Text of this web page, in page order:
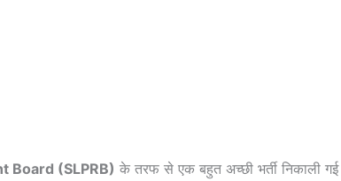
Board (SLPRB) के तरफ से एक बहुत अच्छी भर्ती निकाली